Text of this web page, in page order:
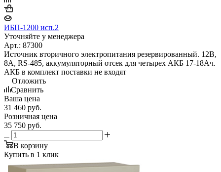
ИБП-1200 исп.2
Уточняйте у менеджера
Арт.: 87300
Источник вторичного электропитания резервированный. 12В,
8А, RS-485, аккумуляторный отсек для четырех АКБ 17-18Ач.
АКБ в комплект поставки не входят
Отложить
Сравнить
Ваша цена
31 460 руб.
Розничная цена
35 750 руб.
В корзину
Купить в 1 клик